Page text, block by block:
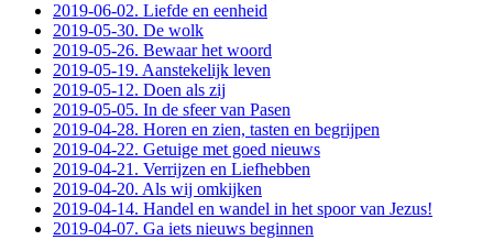
2019-06-02. Liefde en eenheid
2019-05-30. De wolk
2019-05-26. Bewaar het woord
2019-05-19. Aanstekelijk leven
2019-05-12. Doen als zij
2019-05-05. In de sfeer van Pasen
2019-04-28. Horen en zien, tasten en begrijpen
2019-04-22. Getuige met goed nieuws
2019-04-21. Verrijzen en Liefhebben
2019-04-20. Als wij omkijken
2019-04-14. Handel en wandel in het spoor van Jezus!
2019-04-07. Ga iets nieuws beginnen